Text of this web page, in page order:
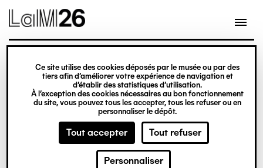
Gestion des cookies
Ce site utilise des cookies déposés par le musée ou par des
tiers afin d’améliorer votre expérience de navigation et
d’établir des statistiques d’utilisation.
À l’exception des cookies nécessaires au bon fonctionnement
du site, vous pouvez tous les accepter, tous les refuser ou en
personnaliser le dépôt.
Tout accepter Tout refuser
Personnaliser
contenu